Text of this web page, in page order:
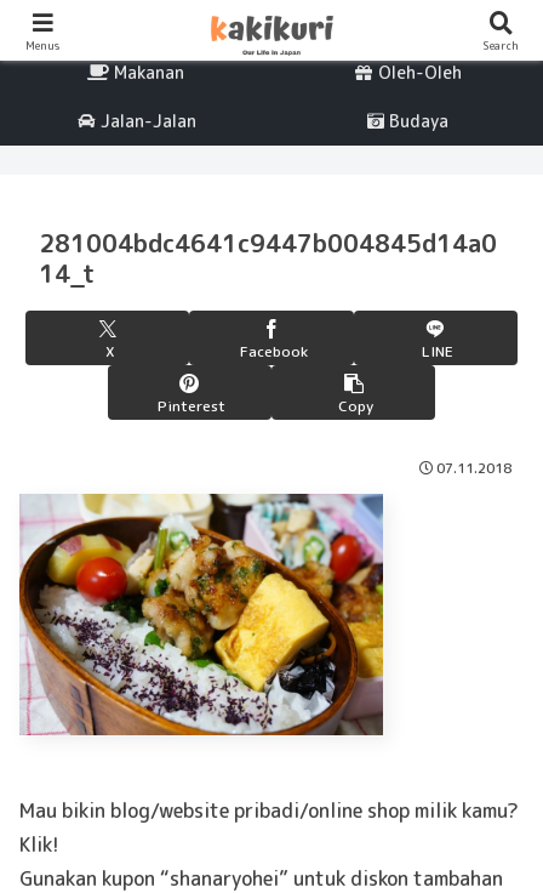
Makanan Oleh-Oleh
Jalan-Jalan Budaya
281004bdc4641c9447b004845d14a0
14_t
X Facebook LINE
Pinterest Copy
07.11.2018
Mau bikin blog/website pribadi/online shop milik kamu?
Klik!
Gunakan kupon “shanaryohei” untuk diskon tambahan
Menus Search